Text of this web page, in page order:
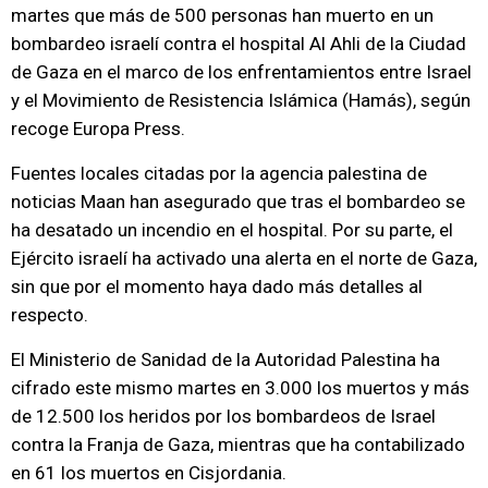
martes que más de 500 personas han muerto en un
bombardeo israelí contra el hospital Al Ahli de la Ciudad
de Gaza en el marco de los enfrentamientos entre Israel
y el Movimiento de Resistencia Islámica (Hamás), según
recoge Europa Press.
Fuentes locales citadas por la agencia palestina de
noticias Maan han asegurado que tras el bombardeo se
ha desatado un incendio en el hospital. Por su parte, el
Ejército israelí ha activado una alerta en el norte de Gaza,
sin que por el momento haya dado más detalles al
respecto.
El Ministerio de Sanidad de la Autoridad Palestina ha
cifrado este mismo martes en 3.000 los muertos y más
de 12.500 los heridos por los bombardeos de Israel
contra la Franja de Gaza, mientras que ha contabilizado
en 61 los muertos en Cisjordania.